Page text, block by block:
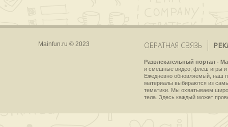
Mainfun.ru © 2023 ОБРАТНАЯ СВЯЗЬ
Развлекательный портал -
и смешные видео, флеш игры и
Ежедневно обновляемый, наш
материалы выбираются из
тематики. Мы охватываем
тела. Здесь каждый может